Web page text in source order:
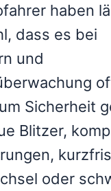
haben
dass es bei
und
Sicherheit
Blitzer,
oder